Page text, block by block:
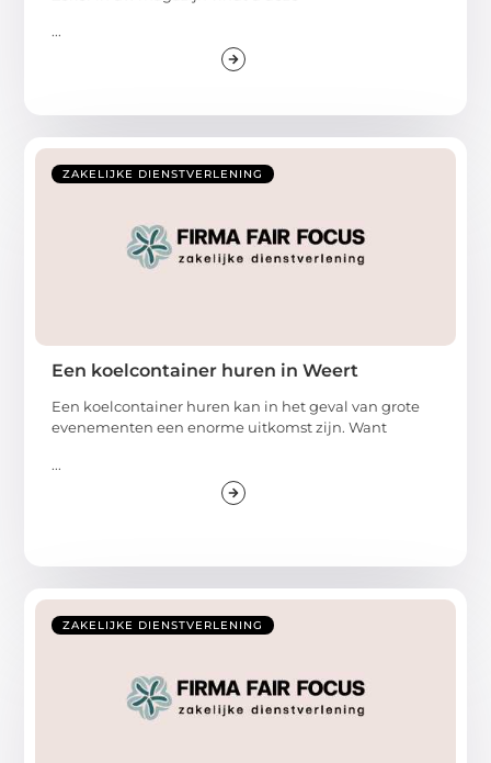
...
ZAKELIJKE DIENSTVERLENING
Een koelcontainer huren in Weert
Een koelcontainer huren kan in het geval van grote
evenementen een enorme uitkomst zijn. Want
...
ZAKELIJKE DIENSTVERLENING